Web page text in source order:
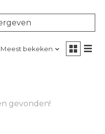
Meest bekeken
gevonden!